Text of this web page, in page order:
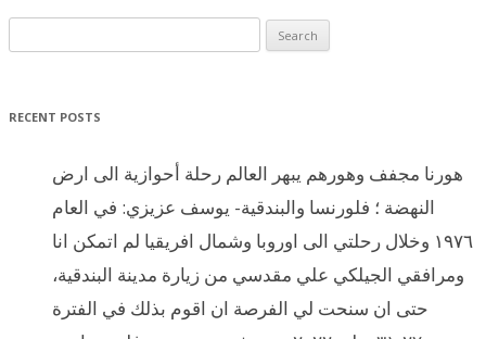
RECENT POSTS
هورنا مجفف وهورهم يبهر العالم رحلة أحوازية الى ارض
النهضة ؛ فلورنسا والبندقية- يوسف عزيزي: في العام
١٩٧٦ وخلال رحلتي الى اوروبا وشمال افريقيا لم اتمكن انا
ومرافقي الجيلكي علي مقدسي من زيارة مدينة البندقية،
حتى ان سنحت لي الفرصة ان اقوم بذلك في الفترة